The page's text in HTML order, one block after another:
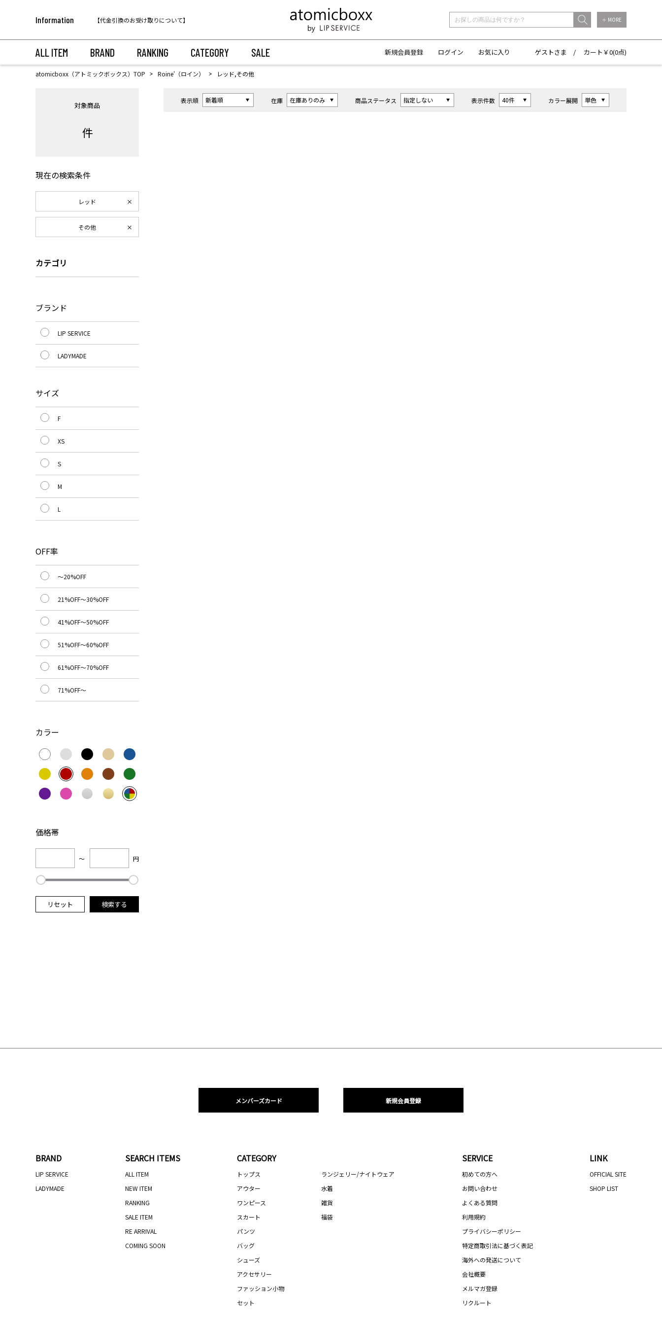
Information
【代金引換のお受け取りについて】
【重要】予約商品のお支払い方法（代金引換）変更に関するお知らせ
＋ MORE
ALL ITEM BRAND RANKING CATEGORY SALE 新規会員登録 ログイン お気に入り ゲストさま / カート￥0(0点)
atomicboxx（アトミックボックス）TOP Roine'（ロイン） レッド,その他
表示順 在庫 商品ステータス 表示件数 カラー展開
対象商品
件
現在の検索条件
レッド
その他
カテゴリ
ブランド
LIP SERVICE
LADYMADE
サイズ
F
XS
S
M
L
OFF率
～20%OFF
21%OFF～30%OFF
41%OFF～50%OFF
51%OFF～60%OFF
61%OFF～70%OFF
71%OFF～
カラー
価格帯
～ 円
リセット 検索する
メンバーズカード 新規会員登録
BRAND
LIP SERVICE
LADYMADE
SEARCH ITEMS
ALL ITEM
NEW ITEM
RANKING
SALE ITEM
RE ARRIVAL
COMING SOON
CATEGORY
トップス
アウター
ワンピース
スカート
パンツ
バッグ
シューズ
アクセサリー
ファッション小物
セット
ランジェリー/ナイトウェア
水着
雑貨
福袋
SERVICE
初めての方へ
お問い合わせ
よくある質問
利用規約
プライバシーポリシー
特定商取引法に基づく表記
海外への発送について
会社概要
メルマガ登録
リクルート
LINK
OFFICIAL SITE
SHOP LIST